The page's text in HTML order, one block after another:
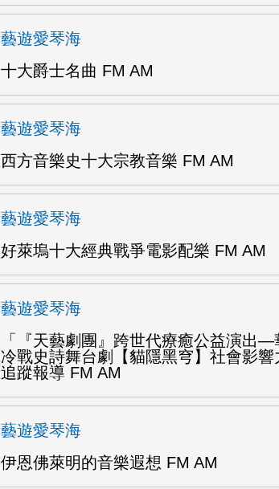
藝遊愛琴海
十大爵士名曲 FM AM
藝遊愛琴海
西方音樂史十大宗教音樂 FM AM
藝遊愛琴海
好萊塢十大經典戰爭電影配樂 FM AM
藝遊愛琴海
「『天藝劇團』跨世代療癒公益演出—
冷戰史詩舞台劇【貓隱黑穹】社會影響
追蹤報導 FM AM
藝遊愛琴海
伊恩佛萊明的音樂遐想 FM AM